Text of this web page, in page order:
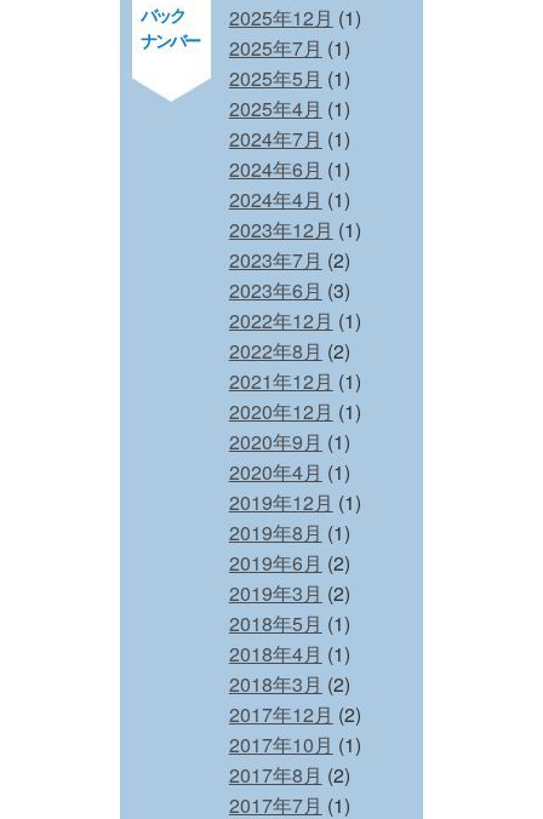
バック
ナンバー
2025年12月 (1)
2025年7月 (1)
2025年5月 (1)
2025年4月 (1)
2024年7月 (1)
2024年6月 (1)
2024年4月 (1)
2023年12月 (1)
2023年7月 (2)
2023年6月 (3)
2022年12月 (1)
2022年8月 (2)
2021年12月 (1)
2020年12月 (1)
2020年9月 (1)
2020年4月 (1)
2019年12月 (1)
2019年8月 (1)
2019年6月 (2)
2019年3月 (2)
2018年5月 (1)
2018年4月 (1)
2018年3月 (2)
2017年12月 (2)
2017年10月 (1)
2017年8月 (2)
2017年7月 (1)